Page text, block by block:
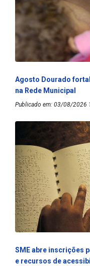
Agosto Dourado
na Rede Municipal
Publicado em: 03/08/2026
SME abre inscrições
e recursos de